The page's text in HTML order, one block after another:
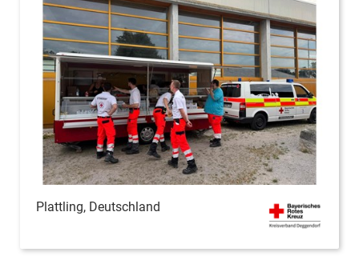
Plattling, Deutschland